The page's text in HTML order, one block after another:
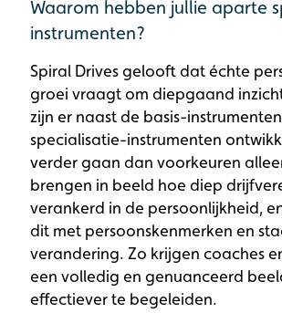
Waarom hebben jullie aparte
instrumenten?
Spiral Drives gelooft dat échte
groei vraagt om diepgaand
zijn er naast de basis-
specialisatie-instrumenten
verder gaan dan voorkeuren
brengen in beeld hoe diep
verankerd in de persoonlijkheid,
dit met persoonskenmerken en
verandering. Zo krijgen coaches
een volledig en genuanceerd
effectiever te begeleiden.